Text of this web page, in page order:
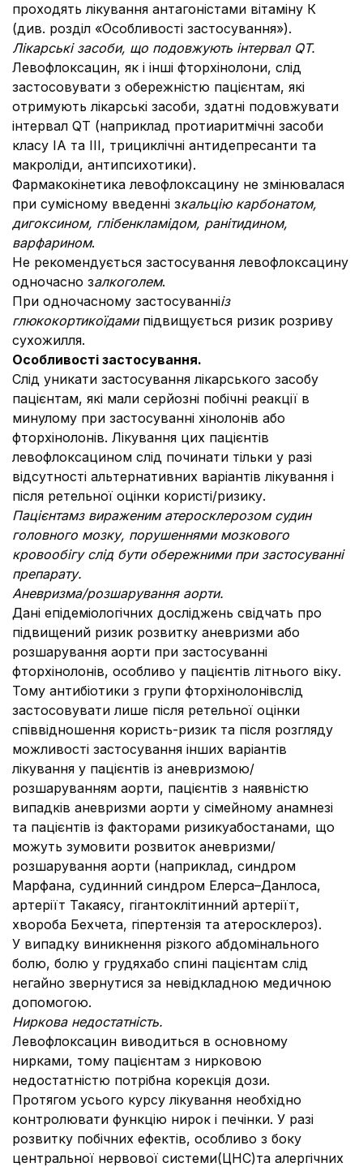
проходять лікування антагоністами вітаміну К
(див. розділ «Особливості застосування»).
Лікарські засоби, що подовжують інтервал QT.
Левофлоксацин, як і інші фторхінолони, слід
застосовувати з обережністю пацієнтам, які
отримують лікарські засоби, здатні подовжувати
інтервал QT (наприклад протиаритмічні засоби
класу ІА та ІІІ, трициклічні антидепресанти та
макроліди, антипсихотики).
Фармакокінетика левофлоксацину не змінювалася
при сумісному введенні зкальцію карбонатом,
дигоксином, глібенкламідом, ранітидином,
варфарином.
Не рекомендується застосування левофлоксацину
одночасно залкоголем.
При одночасному застосуваннііз
глюкокортикоїдамипідвищується ризик розриву
сухожилля.
Особливості застосування.
Слід уникати застосування лікарського засобу
пацієнтам, які мали серйозні побічні реакції в
минулому при застосуванні хінолонів або
фторхінолонів. Лікування цих пацієнтів
левофлоксацином слід починати тільки у разі
відсутності альтернативних варіантів лікування і
після ретельної оцінки користі/ризику.
Пацієнтамз вираженим атеросклерозом судин
головного мозку, порушеннями мозкового
кровообігу слід бути обережними при застосуванні
препарату.
Аневризма/розшарування аорти.
Дані епідеміологічних досліджень свідчать про
підвищений ризик розвитку аневризми або
розшарування аорти при застосуванні
фторхінолонів, особливо у пацієнтів літнього віку.
Тому антибіотики з групи фторхінолонівслід
застосовувати лише після ретельної оцінки
співвідношення користь-ризик та після розгляду
можливості застосування інших варіантів
лікування у пацієнтів із аневризмою/
розшаруванням аорти, пацієнтів з наявністю
випадків аневризми аорти у сімейному анамнезі
та пацієнтів із факторами ризикуабостанами, що
можуть зумовити розвиток аневризми/
розшарування аорти (наприклад, синдром
Марфана, судинний синдром Елерса–Данлоса,
артеріїт Такаясу, гігантоклітинний артеріїт,
хвороба Бехчета, гіпертензія та атеросклероз).
У випадку виникнення різкого абдомінального
болю, болю у грудяхабо спині пацієнтам слід
негайно звернутися за невідкладною медичною
допомогою.
Ниркова недостатність.
Левофлоксацин виводиться в основному
нирками, тому пацієнтам з нирковою
недостатністю потрібна корекція дози.
Протягом усього курсу лікування необхідно
контролювати функцію нирок і печінки. У разі
розвитку побічних ефектів, особливо з боку
центральної нервової системи(ЦНС)та алергічних